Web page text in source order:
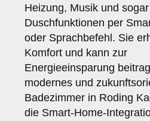
Heizung, Musik und sogar
Duschfunktionen per
oder Sprachbefehl. Sie
Komfort und kann zur
Energieeinsparung
modernes und
Badezimmer in Roding
die Smart-Home-